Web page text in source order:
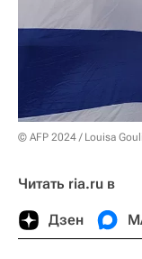
© AFP 2024 / Louisa
Читать ria.ru в
Дзен